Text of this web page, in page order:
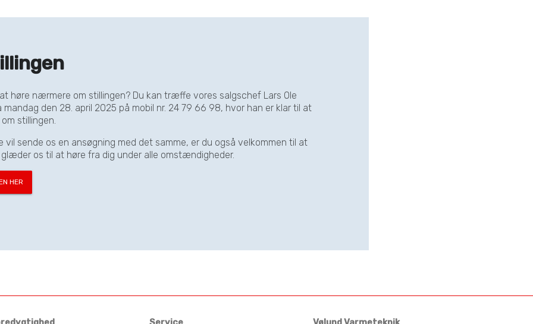
høre nærmere om stillingen? Du kan træffe vores salgschef Lars Ole
mandag den 28. april 2025 på mobil nr. 24 79 66 98, hvor han er klar til at
stillingen.
vil sende os en ansøgning med det samme, er du også velkommen til at
os til at høre fra dig under alle omstændigheder.
HER